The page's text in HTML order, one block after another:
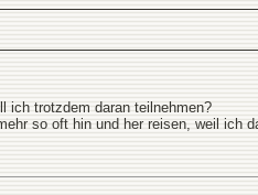
ich trotzdem daran teilnehmen?
so oft hin und her reisen, weil ich